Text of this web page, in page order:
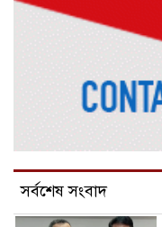
সর্বশেষ সংবাদ